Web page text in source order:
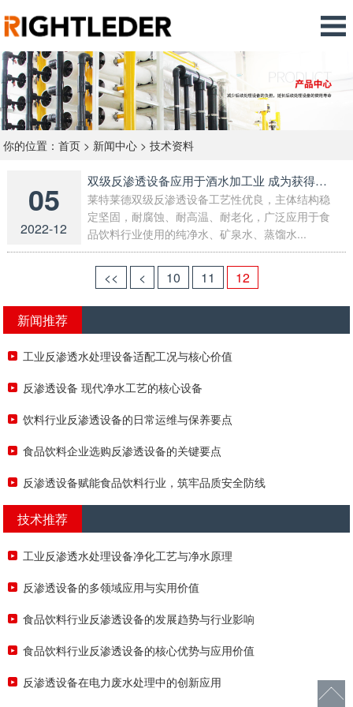
你的位置：首页 > 新闻中心 >技术资料
05
2022-12
双级反渗透设备应用于酒水加工业 成为获得高品质酒水的关键
莱特莱德双级反渗透设备工艺性优良，主体结构稳
定坚固，耐腐蚀、耐高温、耐老化，广泛应用于食
品饮料行业使用的纯净水、矿泉水、蒸馏水...
<< < 10 11 12
新闻推荐
工业反渗透水处理设备适配工况与核心价值
反渗透设备 现代净水工艺的核心设备
饮料行业反渗透设备的日常运维与保养要点
食品饮料企业选购反渗透设备的关键要点
反渗透设备赋能食品饮料行业，筑牢品质安全防线
技术推荐
工业反渗透水处理设备净化工艺与净水原理
反渗透设备的多领域应用与实用价值
食品饮料行业反渗透设备的发展趋势与行业影响
食品饮料行业反渗透设备的核心优势与应用价值
反渗透设备在电力废水处理中的创新应用